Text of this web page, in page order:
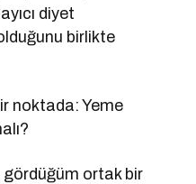
diyet
birlikte
noktada: Yeme
gördüğüm ortak bir